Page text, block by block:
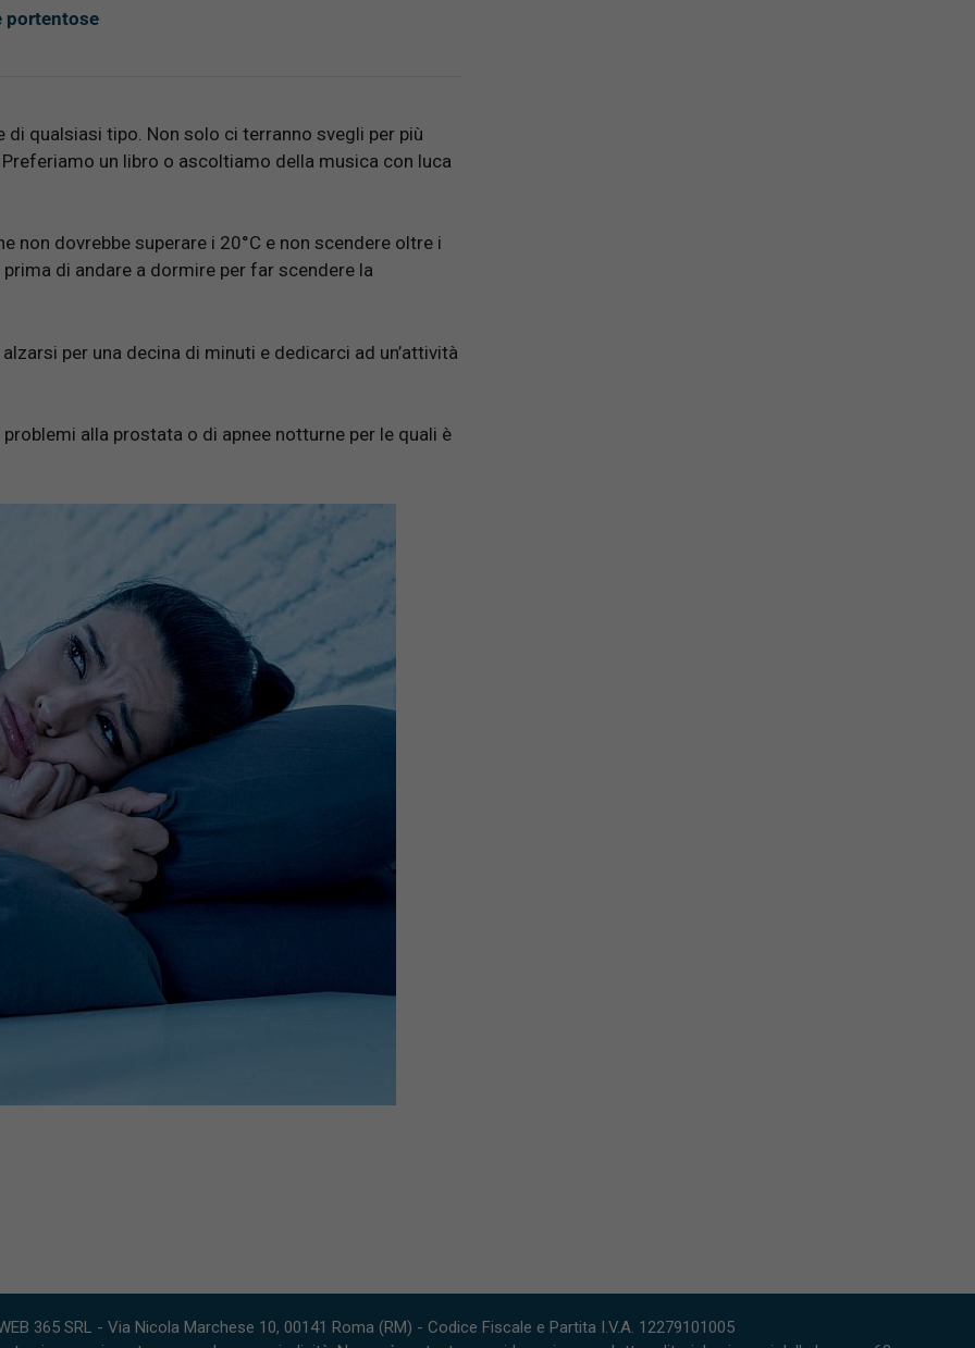
portentose
qualsiasi tipo. Non solo ci terranno svegli per più
un libro o ascoltiamo della musica con luca
non dovrebbe superare i 20°C e non scendere oltre i
di andare a dormire per far scendere la
per una decina di minuti e dedicarci ad un’attività
alla prostata o di apnee notturne per le quali è
365 SRL - Via Nicola Marchese 10, 00141 Roma (RM) - Codice Fiscale e Partita I.V.A. 12279101005